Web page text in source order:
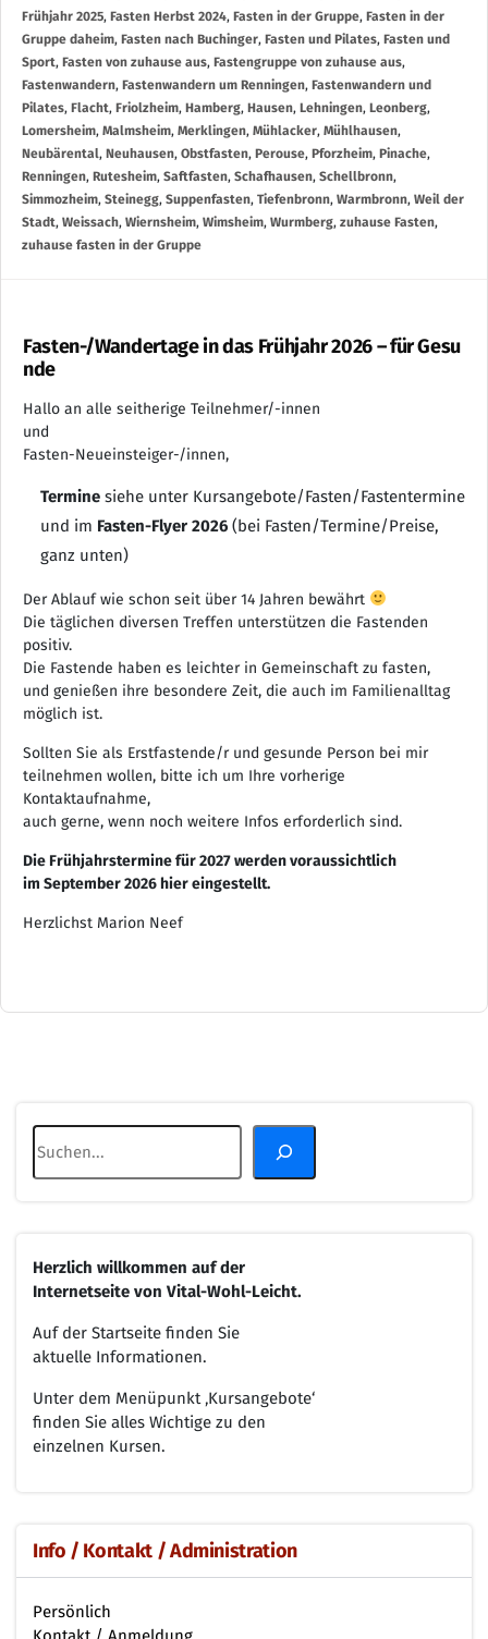
Frühjahr 2025, Fasten Herbst 2024, Fasten in der Gruppe, Fasten in der
Gruppe daheim, Fasten nach Buchinger, Fasten und Pilates, Fasten und
Sport, Fasten von zuhause aus, Fastengruppe von zuhause aus,
Fastenwandern, Fastenwandern um Renningen, Fastenwandern und
Pilates, Flacht, Friolzheim, Hamberg, Hausen, Lehningen, Leonberg,
Lomersheim, Malmsheim, Merklingen, Mühlacker, Mühlhausen,
Neubärental, Neuhausen, Obstfasten, Perouse, Pforzheim, Pinache,
Renningen, Rutesheim, Saftfasten, Schafhausen, Schellbronn,
Simmozheim, Steinegg, Suppenfasten, Tiefenbronn, Warmbronn, Weil der
Stadt, Weissach, Wiernsheim, Wimsheim, Wurmberg, zuhause Fasten,
zuhause fasten in der Gruppe
Fasten-/Wandertage in das Frühjahr 2026 – für Gesu
nde
Hallo an alle seitherige Teilnehmer/-innen
und
Fasten-Neueinsteiger-/innen,
Termine siehe unter Kursangebote/Fasten/Fastentermine
und im Fasten-Flyer 2026 (bei Fasten/Termine/Preise,
ganz unten)
Der Ablauf wie schon seit über 14 Jahren bewährt
Die täglichen diversen Treffen unterstützen die Fastenden
positiv.
Die Fastende haben es leichter in Gemeinschaft zu fasten,
und genießen ihre besondere Zeit, die auch im Familienalltag
möglich ist.
Sollten Sie als Erstfastende/r und gesunde Person bei mir
teilnehmen wollen, bitte ich um Ihre vorherige
Kontaktaufnahme,
auch gerne, wenn noch weitere Infos erforderlich sind.
Die Frühjahrstermine für 2027 werden voraussichtlich
im September 2026 hier eingestellt.
Herzlichst Marion Neef
Suchen
Herzlich willkommen auf der
Internetseite von Vital-Wohl-Leicht.
Auf der Startseite finden Sie
aktuelle Informationen.
Unter dem Menüpunkt ‚Kursangebote‘
finden Sie alles Wichtige zu den
einzelnen Kursen.
Info / Kontakt / Administration
Persönlich